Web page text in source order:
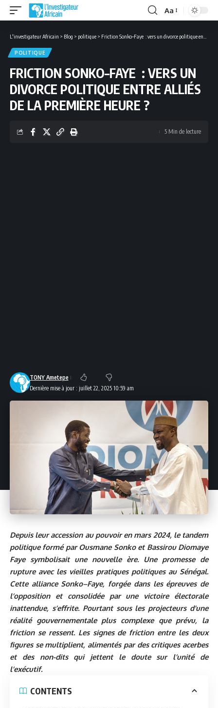
Font
Aa
L'investigateur Africain > Blog > politique > Friction Sonko–Faye : vers un divorce politique entre alliés de la première heure ?
POLITIQUE
FRICTION SONKO–FAYE : VERS UN
DIVORCE POLITIQUE ENTRE ALLIÉS
DE LA PREMIÈRE HEURE ?
Dernière mise à jour : juillet 22, 2025 10:59 am
TONY Ametepe
5 Min de lecture
Depuis leur accession au pouvoir en mars 2024, le tandem
politique formé parOusmane Sonkoet Bassirou Diomaye
Fayesymbolisait une nouvelle ère. Une promesse de
rupture avec les vieilles pratiques politiques au Sénégal.
Cette alliance Sonko–Faye, forgée dans les épreuves de
l’opposition et consolidée par une victoire électorale
inattendue, s’effrite. Pourtant sous les projecteurs d’une
réalité gouvernementale plus complexe que prévu, la
friction se ressent. Les signes de friction entre les deux
figures se multiplient, alimentés par des critiques acerbes
et des non-dits qui jettent le doute sur l’unité de
l’exécutif.
CONTENTS